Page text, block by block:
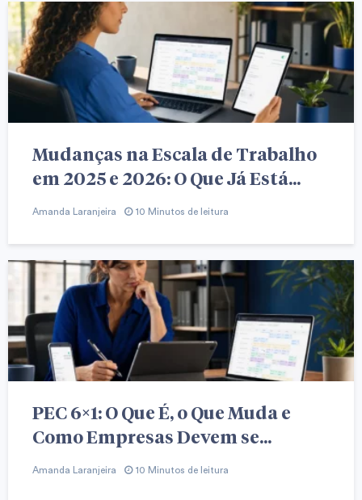
Mudanças na Escala de Trabalho
em 2025 e 2026: O Que Já Está...
Amanda Laranjeira 10 Minutos de leitura
PEC 6×1: O Que É, o Que Muda e
Como Empresas Devem se...
Amanda Laranjeira 10 Minutos de leitura